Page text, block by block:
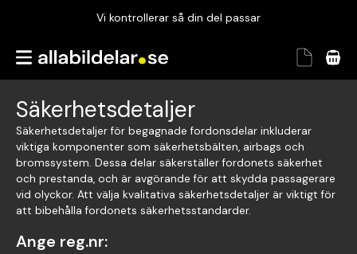
Vi kontrollerar så din del passar
Garanterad passform
Vi kontrollerar så din del passar
Säkerhetsdetaljer
Säkerhetsdetaljer för begagnade fordonsdelar inkluderar
viktiga komponenter som säkerhetsbälten, airbags och
bromssystem. Dessa delar säkerställer fordonets säkerhet
och prestanda, och är avgörande för att skydda passagerare
vid olyckor. Att välja kvalitativa säkerhetsdetaljer är viktigt för
att bibehålla fordonets säkerhetsstandarder.
Ange reg.nr: